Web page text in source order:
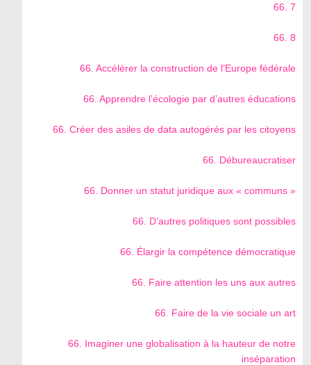
66. 7
66. 8
66. Accélérer la construction de l’Europe fédérale
66. Apprendre l’écologie par d’autres éducations
66. Créer des asiles de data autogérés par les citoyens
66. Débureaucratiser
66. Donner un statut juridique aux « communs »
66. D’autres politiques sont possibles
66. Élargir la compétence démocratique
66. Faire attention les uns aux autres
66. Faire de la vie sociale un art
66. Imaginer une globalisation à la hauteur de notre
inséparation